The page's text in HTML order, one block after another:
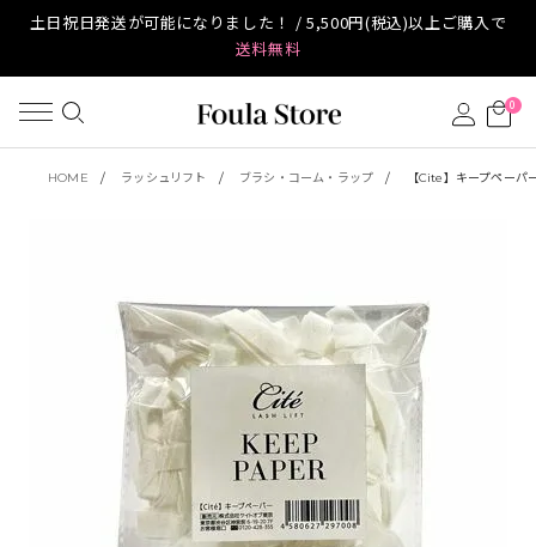
土日祝日発送が可能になりました！ / 5,500円(税込)以上ご購入で
送料無料
0
HOME ラッシュリフト ブラシ・コーム・ラップ 【Cite】キープペーパ